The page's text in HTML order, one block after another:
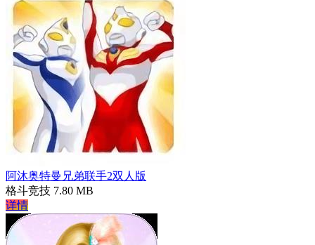
阿沐奥特曼兄弟联手2双人版
格斗竞技 7.80 MB
详情